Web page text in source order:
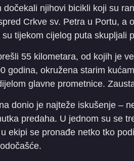
dočekali njihovi bicikli koji su
Crkve sv. Petra u Portu, a
tijekom cijelog puta skupljali
55 kilometara, od kojih je
godina, okružena starim
glavne prometnice.
donio je najteže iskušenje –
predaha. U jednom su se
ekipi se pronađe netko tko